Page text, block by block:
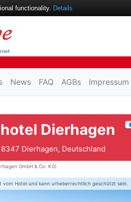
News FAQ AGBs Impressum
Dierhagen
Dierhagen, Deutschland
GmbH & Co. KG)
vom Hotel und kann urheberrechtlich geschützt sein.
functionality. Details